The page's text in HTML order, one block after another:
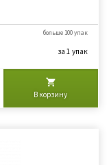
больше 100 упак
за 1 упак
В корзину